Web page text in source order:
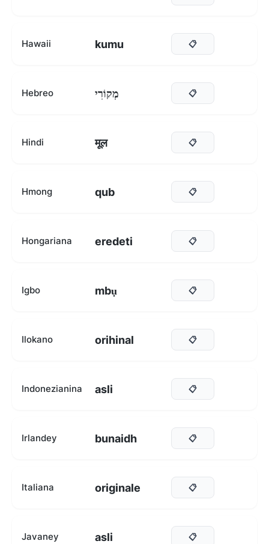
Hawaii kumu 📋
Hebreo מְקוֹרִי 📋
Hindi मूल 📋
Hmong qub 📋
Hongariana eredeti 📋
Igbo mbụ 📋
Ilokano orihinal 📋
Indonezianina asli 📋
Irlandey bunaidh 📋
Italiana originale 📋
Javaney asli 📋